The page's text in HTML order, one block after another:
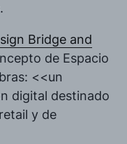
Bridge and
de Espacio
<<un
digital destinado
y de